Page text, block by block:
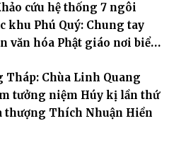
cứu hệ thống 7 ngôi
khu Phú Quý: Chung tay
văn hóa Phật giáo nơi biển
Tháp: Chùa Linh Quang
tưởng niệm Húy kị lần thứ
thượng Thích Nhuận Hiền